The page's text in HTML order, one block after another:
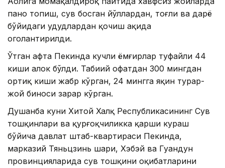
паноҳ топиш, сув босган йўллардан, тоғли ва дарё
бўйидаги ҳудудлардан қочиш ҳақида
огоҳлантирилди.
Ўтган ҳафта Пекинда кучли ёмғирлар туфайли 44
киши ҳалок бўлди. Табиий офатдан 300 мингдан
ортиқ киши жабр кўрган, 24 мингга яқин турар-
жой биноси зарар кўрган.
Душанба куни Хитой Халқ Республикасининг Сув
тошқинлари ва қурғоқчиликка қарши кураш
бўйича давлат штаб-квартираси Пекинда,
марказий Тяньцзинь шаҳри, Хэбэй ва Гуандун
провинцияларида сув тошқини оқибатларини